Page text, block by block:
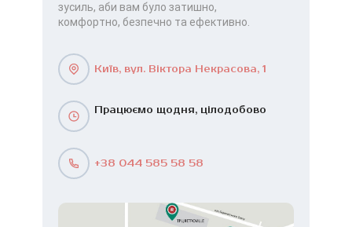
зусиль, аби вам було затишно,
комфортно, безпечно та ефективно.
Київ, вул. Віктора Некрасова, 1
Працюємо щодня, цілодобово
+38 044 585 58 58